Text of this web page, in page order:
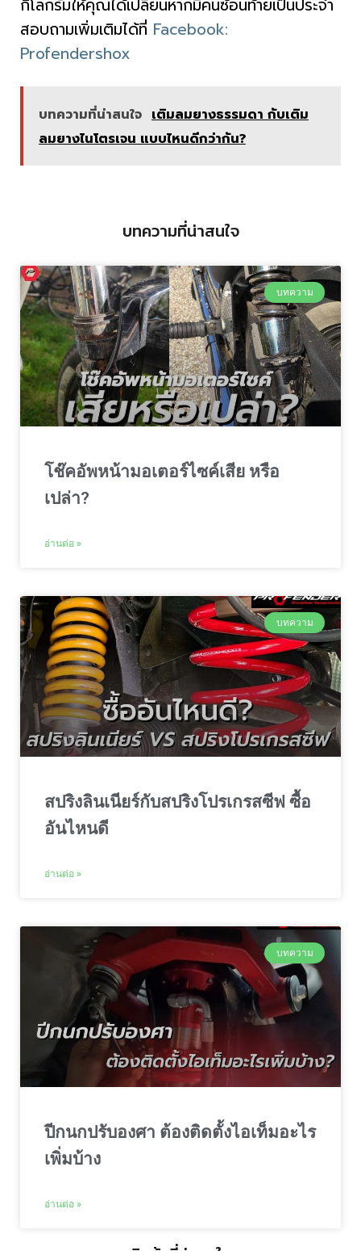
กิโลกรัมให้คุณได้เปลี่ยนหากมีคนซ้อนท้ายเป็นประจำ
สอบถามเพิ่มเติมได้ที่ Facebook:
Profendershox
บทความที่น่าสนใจ เติมลมยางธรรมดา กับเติม
ลมยางไนโตรเจน แบบไหนดีกว่ากัน?
บทความที่น่าสนใจ
บทความ
โช๊คอัพหน้ามอเตอร์ไซค์เสีย หรือ
เปล่า?
อ่านต่อ »
บทความ
สปริงลินเนียร์กับสปริงโปรเกรสซีฟ ซื้อ
อันไหนดี
อ่านต่อ »
บทความ
ปีกนกปรับองศา ต้องติดตั้งไอเท็มอะไร
เพิ่มบ้าง
อ่านต่อ »